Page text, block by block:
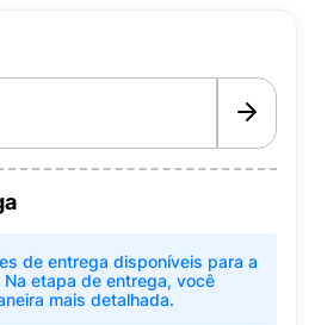
de entrega disponíveis para a
etapa de entrega, você
mais detalhada.